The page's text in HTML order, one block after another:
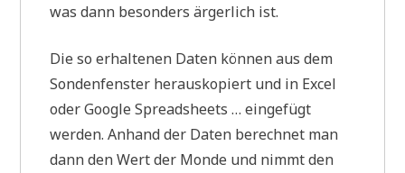
was dann besonders ärgerlich ist.
Die so erhaltenen Daten können aus dem
Sondenfenster herauskopiert und in Excel
oder Google Spreadsheets … eingefügt
werden. Anhand der Daten berechnet man
dann den Wert der Monde und nimmt den